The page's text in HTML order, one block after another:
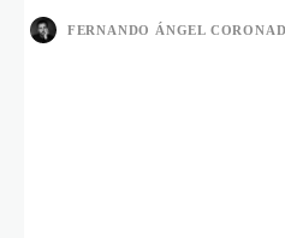
FERNANDO ÁNGEL